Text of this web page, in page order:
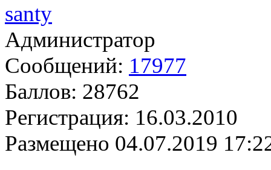
santy
Администратор
Сообщений: 17977
Баллов: 28762
Регистрация: 16.03.2010
Размещено 04.07.2019